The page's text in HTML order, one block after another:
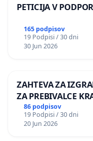
PETICIJA V
165 podpisov
19 Podpisi / 30 dni
30 Jun 2026
ZAHTEVA ZA
ZA PREBIVALCE
PRESTRANEK
86 podpisov
19 Podpisi / 30 dni
20 Jun 2026